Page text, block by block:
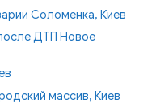
Соломенка, Киев
ДТП Новое
массив, Киев